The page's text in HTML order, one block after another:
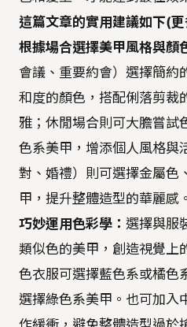
這篇文章的實用建議如下(
根據場合選擇美甲風格與顏
會議、重要約會）選擇簡約
和度的顏色，搭配俐落剪裁
雅；休閒場合則可大膽嘗試
色系美甲，增添個人風格與
對、婚禮）則可選擇金屬色
甲，提升整體造型的華麗感。
巧妙運用色彩學： 選擇與服
類似色的美甲，創造視覺上
色衣服可選擇藍色系或橘色
選擇綠色系美甲。也可加入